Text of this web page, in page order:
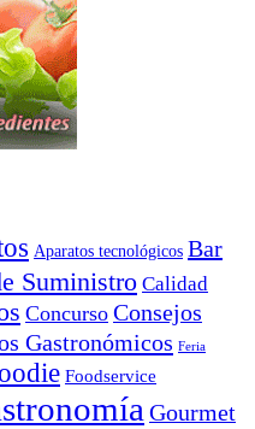
Aparatos tecnológicos Bar
Suministro Calidad
Concurso Consejos
Gastronómicos Feria
Foodservice
Gourmet